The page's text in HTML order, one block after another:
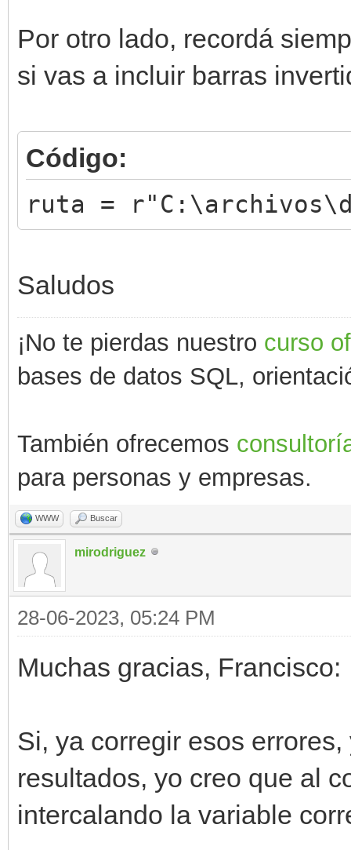
Por otro lado, recordá
si vas a incluir barras
Código:
ruta =
Saludos
¡No te pierdas nuestro curso
bases de datos SQL,
También ofrecemos
para personas y empresas.
WWW Buscar
mirodriguez
28-06-2023, 05:24 PM
Muchas gracias, Francisco:
Si, ya corregir esos
resultados, yo creo que al
intercalando la variable